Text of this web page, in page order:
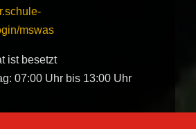
mswas
ist besetzt
07:00 Uhr bis 13:00 Uhr